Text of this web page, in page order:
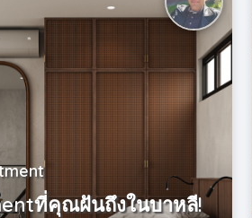
ที่คุณฝันถึงในบาหลี!